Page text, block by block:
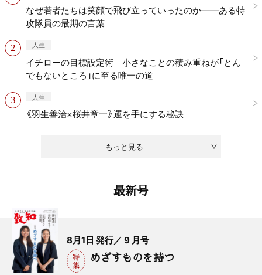
もっと見る
なぜ若者たちは笑顔で飛び立っていったのか——ある特
攻隊員の最期の言葉
人生
イチローの目標設定術｜小さなことの積み重ねが「とん
でもないところ」に至る唯一の道
人生
《羽生善治×桜井章一》運を手にする秘訣
最新号
8月1日 発行／ 9 月号
めざすものを持つ